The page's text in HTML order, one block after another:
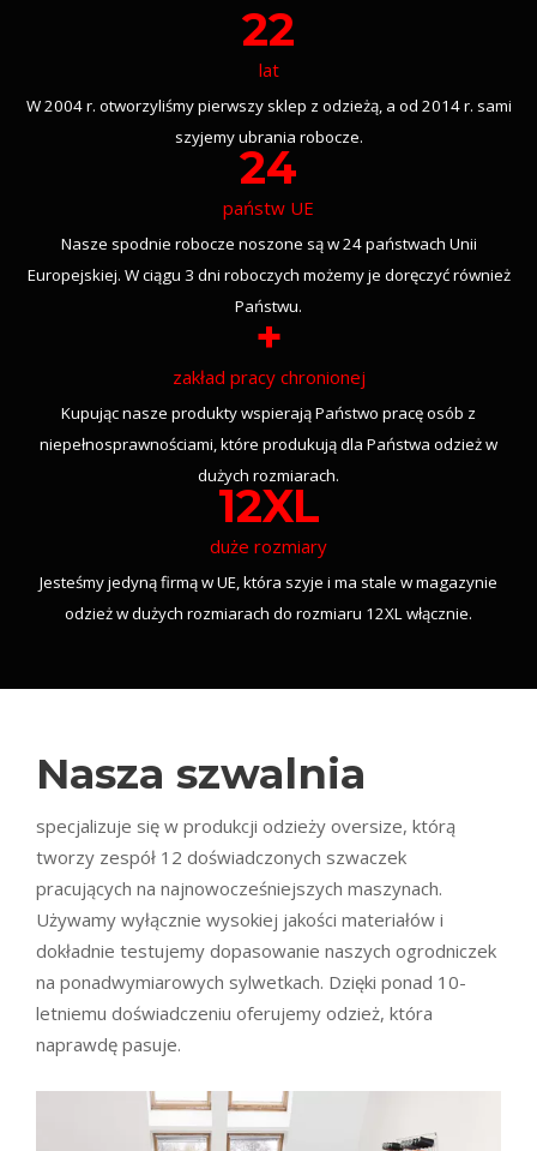
22
lat
W 2004 r. otworzyliśmy pierwszy sklep z odzieżą, a od 2014 r. sami
szyjemy ubrania robocze.
24
państw UE
Nasze spodnie robocze noszone są w 24 państwach Unii
Europejskiej. W ciągu 3 dni roboczych możemy je doręczyć również
Państwu.
+
zakład pracy chronionej
Kupując nasze produkty wspierają Państwo pracę osób z
niepełnosprawnościami, które produkują dla Państwa odzież w
dużych rozmiarach.
12XL
duże rozmiary
Jesteśmy jedyną firmą w UE, która szyje i ma stale w magazynie
odzież w dużych rozmiarach do rozmiaru 12XL włącznie.
Nasza szwalnia
specjalizuje się w produkcji odzieży oversize, którą
tworzy zespół 12 doświadczonych szwaczek
pracujących na najnowocześniejszych maszynach.
Używamy wyłącznie wysokiej jakości materiałów i
dokładnie testujemy dopasowanie naszych ogrodniczek
na ponadwymiarowych sylwetkach. Dzięki ponad 10-
letniemu doświadczeniu oferujemy odzież, która
naprawdę pasuje.